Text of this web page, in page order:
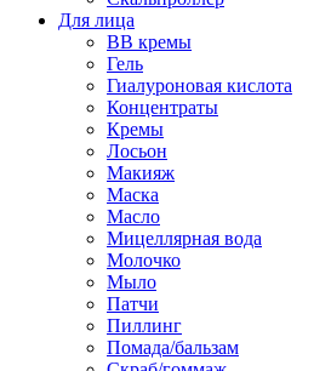
Для лица
BB кремы
Гель
Гиалуроновая кислота
Концентраты
Кремы
Лосьон
Макияж
Маска
Масло
Мицеллярная вода
Молочко
Мыло
Патчи
Пиллинг
Помада/бальзам